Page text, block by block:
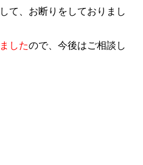
て、お断りをしておりまし
したので、今後はご相談し